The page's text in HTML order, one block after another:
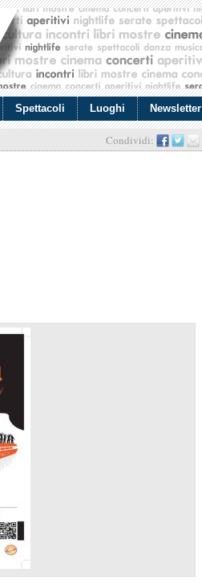
Spettacoli Luoghi Newsletter
Condividi: